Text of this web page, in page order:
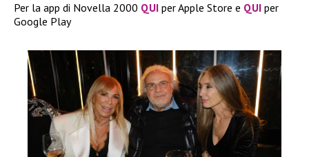
Per la app di Novella 2000 QUI per Apple Store e QUI per
Google Play